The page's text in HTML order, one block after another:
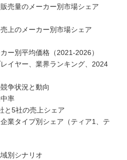
売量のメーカー別市場シェア
上のメーカー別市場シェア
ー別平均価格（2021-2026）
イヤー、業界ランキング、2024
争状況と動向
率
と5社の売上シェア
業タイプ別シェア（ティア1、テ
別シナリオ